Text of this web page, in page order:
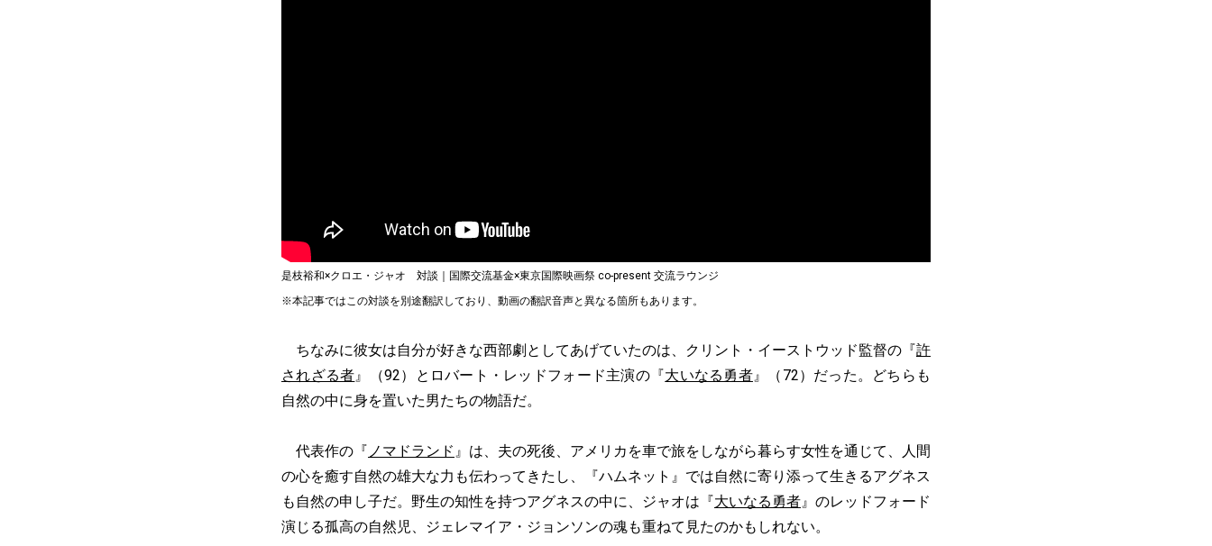
是枝裕和×クロエ・ジャオ 対談｜国際交流基金×東京国際映画祭 co-present 交流ラウンジ
※本記事ではこの対談を別途翻訳しており、動画の翻訳音声と異なる箇所もあります。
ちなみに彼女は自分が好きな西部劇としてあげていたのは、クリント・イーストウッド監督の『許
されざる者』（92）とロバート・レッドフォード主演の『大いなる勇者』（72）だった。どちらも
自然の中に身を置いた男たちの物語だ。
代表作の『 ノマドランド 』は、夫の死後、アメリカを車で旅をしながら暮らす女性を通じて、人間
の心を癒す自然の雄大な力も伝わってきたし、『ハムネット』では自然に寄り添って生きるアグネス
も自然の申し子だ。野生の知性を持つアグネスの中に、ジャオは『大いなる勇者』のレッドフォード
演じる孤高の自然児、ジェレマイア・ジョンソンの魂も重ねて見たのかもしれない。